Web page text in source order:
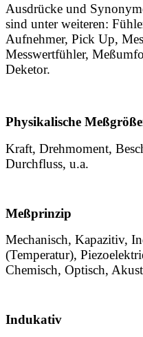
Ausdrücke und
sind unter weiteren:
Aufnehmer, Pick Up,
Messwertfühler,
Deketor.
Physikalische
Kraft, Drehmoment,
Durchfluss, u.a.
Meßprinzip
Mechanisch, Kapazitiv,
(Temperatur),
Chemisch, Optisch,
Indukativ